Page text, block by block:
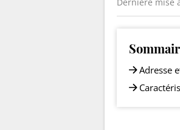
Adresse